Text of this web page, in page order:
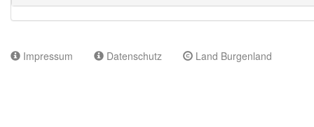
Impressum Datenschutz Land Burgenland